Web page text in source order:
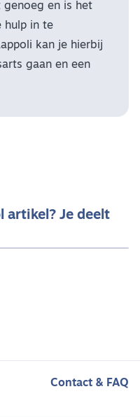
genoeg en is het
hulp in te
kan je hierbij
gaan en een
artikel? Je deelt
Contact & FAQ